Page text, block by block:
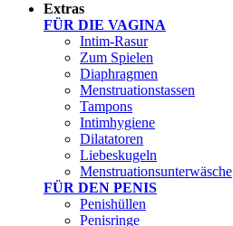
Extras
FÜR DIE VAGINA
Intim-Rasur
Zum Spielen
Diaphragmen
Menstruationstassen
Tampons
Intimhygiene
Dilatatoren
Liebeskugeln
Menstruationsunterwäsche
FÜR DEN PENIS
Penishüllen
Penisringe